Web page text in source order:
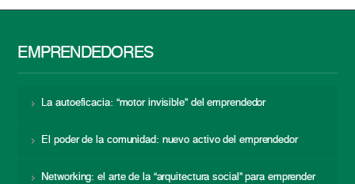
EMPRENDEDORES
La autoeficacia: “motor invisible” del emprendedor
El poder de la comunidad: nuevo activo del emprendedor
Networking: el arte de la “arquitectura social” para emprender